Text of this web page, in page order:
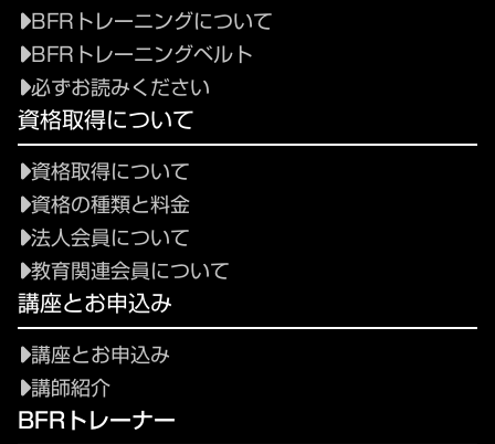
BFRトレーニングについて
BFRトレーニングベルト
必ずお読みください
資格取得について
資格取得について
資格の種類と料金
法人会員について
教育関連会員について
講座とお申込み
講座とお申込み
講師紹介
BFRトレーナー